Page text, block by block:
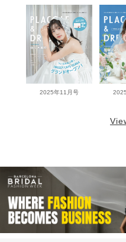
2025年11月号